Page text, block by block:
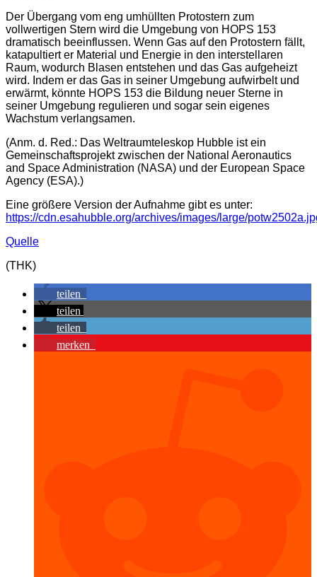
Der Übergang vom eng umhüllten Protostern zum
vollwertigen Stern wird die Umgebung von HOPS 153
dramatisch beeinflussen. Wenn Gas auf den Protostern fällt,
katapultiert er Material und Energie in den interstellaren
Raum, wodurch Blasen entstehen und das Gas aufgeheizt
wird. Indem er das Gas in seiner Umgebung aufwirbelt und
erwärmt, könnte HOPS 153 die Bildung neuer Sterne in
seiner Umgebung regulieren und sogar sein eigenes
Wachstum verlangsamen.
(Anm. d. Red.: Das Weltraumteleskop Hubble ist ein
Gemeinschaftsprojekt zwischen der National Aeronautics
and Space Administration (NASA) und der European Space
Agency (ESA).)
Eine größere Version der Aufnahme gibt es unter:
https://cdn.esahubble.org/archives/images/large/
Quelle
(THK)
teilen
teilen
teilen
merken